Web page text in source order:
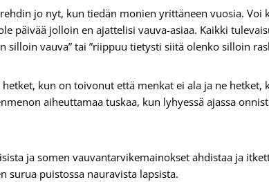
jo nyt, kun tiedän monien yrittäneen vuosia. Voi
päivää jolloin en ajattelisi vauva-asiaa. Kaikki
silloin vauva” tai ”riippuu tietysti siitä olenko silloin
kun on toivonut että menkat ei ala ja ne hetket,
aiheuttamaa tuskaa, kun lyhyessä ajassa
ja somen vauvantarvikemainokset ahdistaa ja
surua puistossa nauravista lapsista.